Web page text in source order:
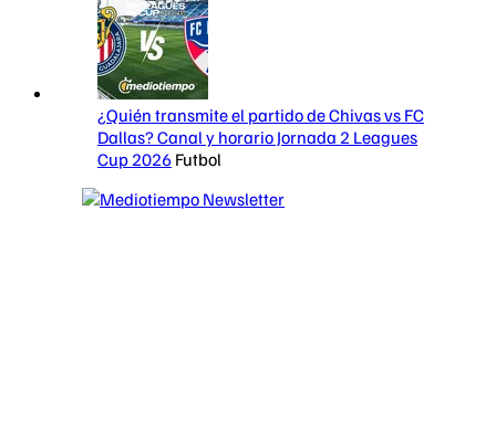
¿Quién transmite el partido de Chivas vs FC
Dallas? Canal y horario Jornada 2 Leagues
Cup 2026 Futbol